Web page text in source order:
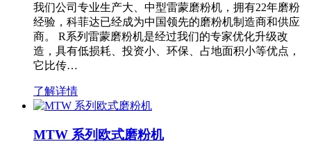
我们公司专业生产大、中型雷蒙磨粉机，拥有22年磨粉
经验，科菲达已经成为中国领先的磨粉机制造商和供应
商。 R系列雷蒙磨粉机是经过我们的专家优化升级改
造，具有低损耗、投资小、环保、占地面积小等优点，
它比传…
了解详情
MTW 系列欧式磨粉机